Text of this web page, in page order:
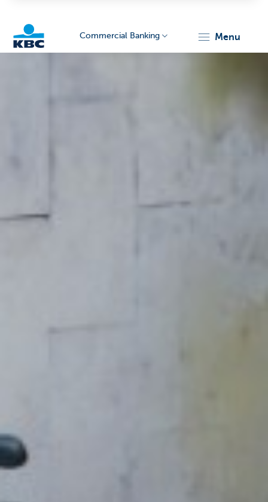
Commercial Banking menu